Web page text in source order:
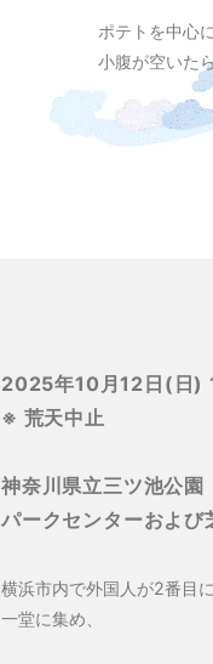
ポテトを中心
小腹が空いた
2025年10月12日(日
※ 荒天中止
神奈川県立三ツ池公園
パークセンターおよび
横浜市内で外国人が2番目
一堂に集め、